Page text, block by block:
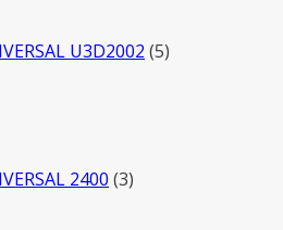
U3D2002 5товаров
2400 3товара